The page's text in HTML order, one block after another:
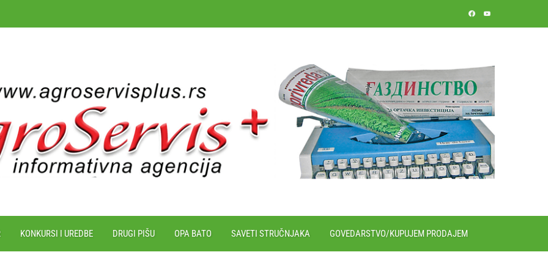
KONKURSI I UREDBE DRUGI PIŠU OPA BATO SAVETI STRUČNJAKA GOVEDARSTVO/KUPUJEM PRODAJEM